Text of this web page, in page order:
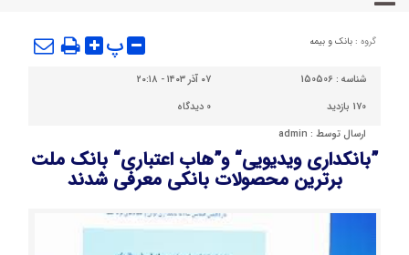
گروه : بانک و بیمه پ
شناسه : 150506
۰۷ آذر ۱۴۰۳ - ۲۰:۱۸
170 بازدید
0 دیدگاه
ارسال توسط : admin
”بانکداری ویدیویی“ و”هاب اعتباری“ بانک ملت
برترین محصولات بانکی معرفی شدند